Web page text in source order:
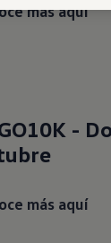
más aquí
-
más aquí